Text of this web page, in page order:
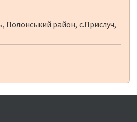
Полонський район, с.Прислуч,